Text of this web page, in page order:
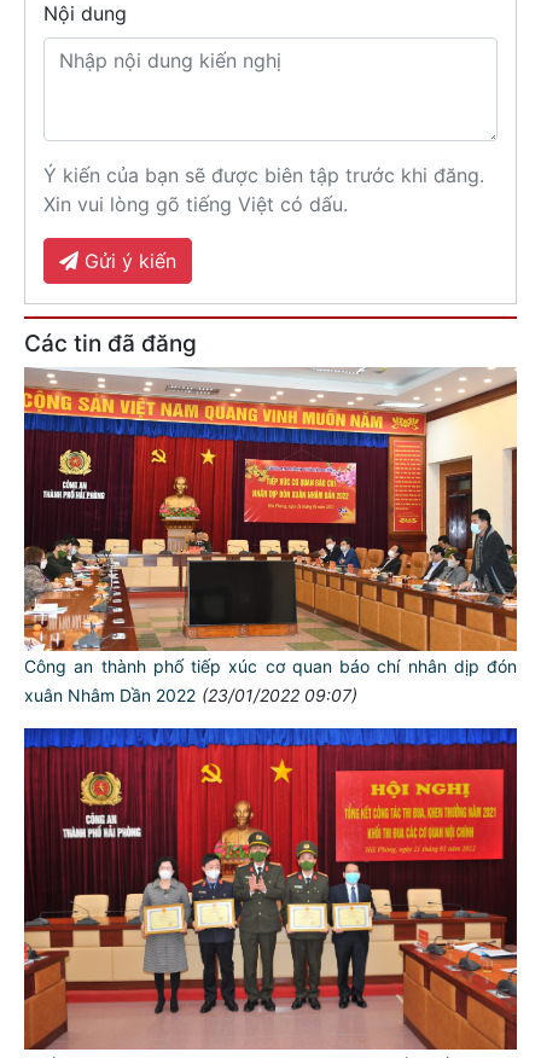
Nội dung
Ý kiến của bạn sẽ được biên tập trước khi đăng.
Xin vui lòng gõ tiếng Việt có dấu.
Gửi ý kiến
Các tin đã đăng
Công an thành phố tiếp xúc cơ quan báo chí nhân dịp đón
xuân Nhâm Dần 2022 (23/01/2022 09:07)